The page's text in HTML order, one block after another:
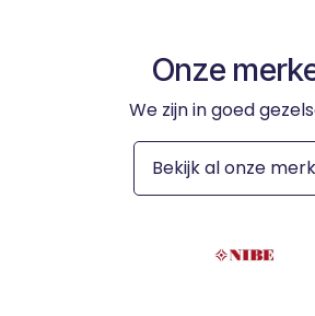
Onze
We zijn in goed
Bekijk al onze